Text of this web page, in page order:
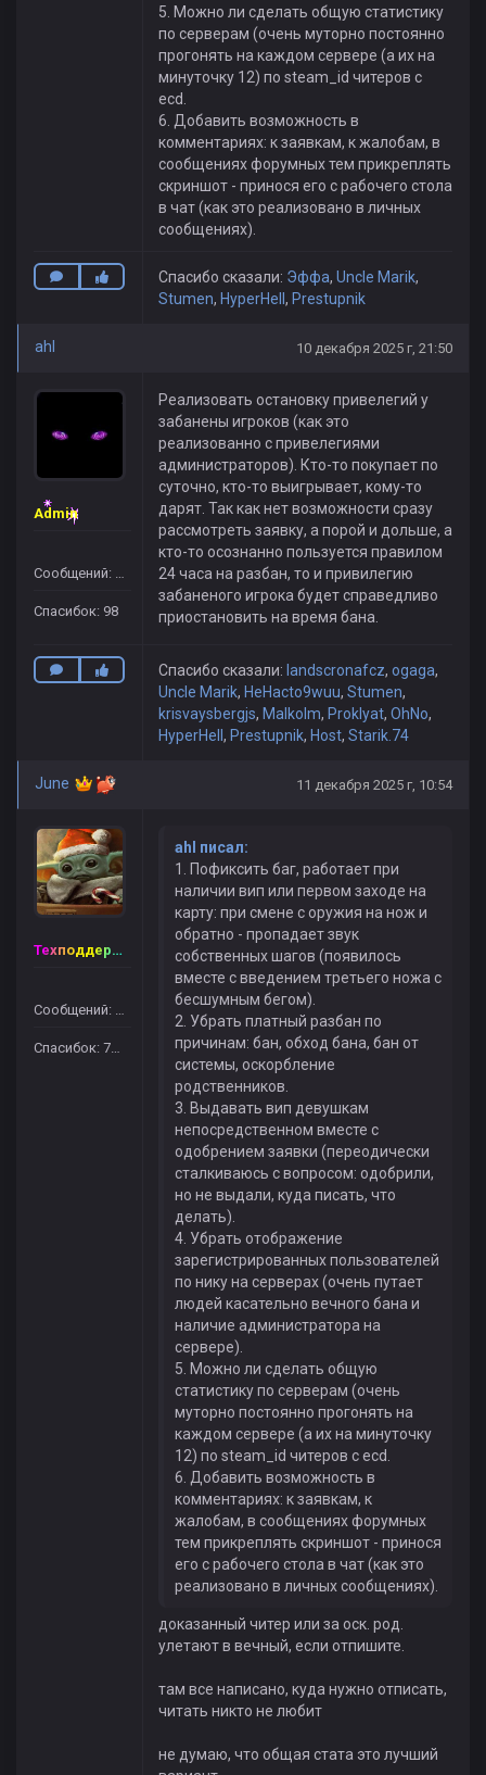
5. Можно ли сделать общую статистику
по серверам (очень муторно постоянно
прогонять на каждом сервере (а их на
минуточку 12) по steam_id читеров с
ecd.
6. Добавить возможность в
комментариях: к заявкам, к жалобам, в
сообщениях форумных тем прикреплять
скриншот - принося его с рабочего стола
в чат (как это реализовано в личных
сообщениях).
Спасибо сказали: Эффа, Uncle Marik,
Stumen, HyperHell , Prestupnik
ahl 10 декабря 2025 г, 21:50
Admin
Сообщений: 109
Спасибок: 98
Реализовать остановку привелегий у
забанены игроков (как это
реализованно с привелегиями
администраторов). Кто-то покупает по
суточно, кто-то выигрывает, кому-то
дарят. Так как нет возможности сразу
рассмотреть заявку, а порой и дольше, а
кто-то осознанно пользуется правилом
24 часа на разбан, то и привилегию
забаненого игрока будет справедливо
приостановить на время бана.
Спасибо сказали: landscronafcz, ogaga,
Uncle Marik, HeHacto9wuu, Stumen,
krisvaysbergjs, Malkolm, Proklyat, OhNo,
HyperHell , Prestupnik, Host, Starik.74
June 11 декабря 2025 г, 10:54
Техподдержка
Сообщений: 665
Спасибок: 7429
ahl писал:
1. Пофиксить баг, работает при
наличии вип или первом заходе на
карту: при смене с оружия на нож и
обратно - пропадает звук
собственных шагов (появилось
вместе с введением третьего ножа с
бесшумным бегом).
2. Убрать платный разбан по
причинам: бан, обход бана, бан от
системы, оскорбление
родственников.
3. Выдавать вип девушкам
непосредственном вместе с
одобрением заявки (переодически
сталкиваюсь с вопросом: одобрили,
но не выдали, куда писать, что
делать).
4. Убрать отображение
зарегистрированных пользователей
по нику на серверах (очень путает
людей касательно вечного бана и
наличие администратора на
сервере).
5. Можно ли сделать общую
статистику по серверам (очень
муторно постоянно прогонять на
каждом сервере (а их на минуточку
12) по steam_id читеров с ecd.
6. Добавить возможность в
комментариях: к заявкам, к
жалобам, в сообщениях форумных
тем прикреплять скриншот - принося
его с рабочего стола в чат (как это
реализовано в личных сообщениях).
доказанный читер или за оск. род.
улетают в вечный, если отпишите.
там все написано, куда нужно отписать,
читать никто не любит
не думаю, что общая стата это лучший